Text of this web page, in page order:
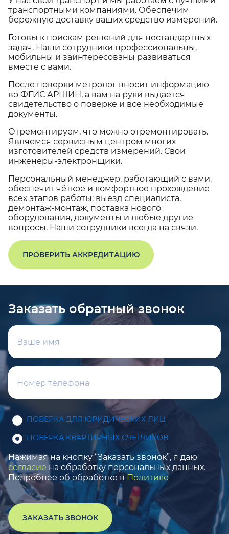
транспортными компаниями. Обеспечим
бережную доставку ваших средство измерений.
Готовы к поискам решений для нестандартных
задач. Наши сотрудники профессиональны,
мобильны и заинтересованы развиваться
вместе с вами.
После поверки метролог вносит информацию
во ФГИС АРШИН, а вам на руки выдается
свидетельство о поверке и все необходимые
документы.
Отремонтируем, что можно отремонтировать.
Являемся сервисным центром многих
изготовителей средств измерений. Свои
инженеры-электронщики.
Персональный менеджер, работающий с вами,
обеспечит чёткое и комфортное прохождение
всех этапов работы: выезд специалиста,
демонтаж-монтаж, поставка нового
оборудования, документы и любые другие
вопросы. Наши сотрудники всегда на связи.
ПРОВЕРИТЬ АККРЕДИТАЦИЮ
Заказать обратный звонок
ПОВЕРКА ДЛЯ ЮРИДИЧЕСКИХ ЛИЦ
ПОВЕРКА КВАРТИРНЫХ СЧЕТЧИКОВ
Нажимая на кнопку “Заказать звонок”, я даю
согласие на обработку персональных данных.
Подробнее об обработке в Политике
ЗАКАЗАТЬ ЗВОНОК